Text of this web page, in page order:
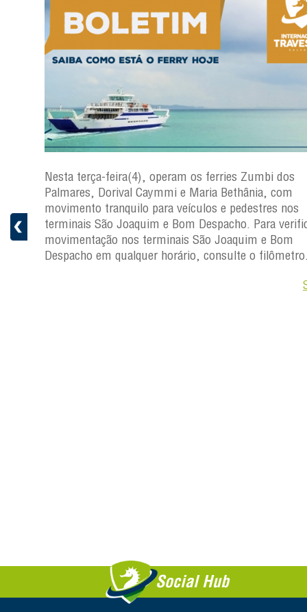
a
Nesta terça-feira(4), operam os ferries Zumbi dos
Palmares, Dorival Caymmi e Maria Bethânia, com
movimento tranquilo para veículos e pedestres nos
terminais São Joaquim e Bom Despacho. Para
movimentação nos terminais São Joaquim e Bom
Despacho em qualquer horário, consulte o
Social Hub